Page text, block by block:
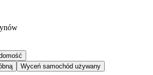
Wyceń samochód używany